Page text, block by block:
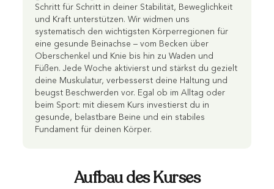
Schritt für Schritt in deiner Stabilität, Beweglichkeit
und Kraft unterstützen. Wir widmen uns
systematisch den wichtigsten Körperregionen für
eine gesunde Beinachse – vom Becken über
Oberschenkel und Knie bis hin zu Waden und
Füßen. Jede Woche aktivierst und stärkst du gezielt
deine Muskulatur, verbesserst deine Haltung und
beugst Beschwerden vor. Egal ob im Alltag oder
beim Sport: mit diesem Kurs investierst du in
gesunde, belastbare Beine und ein stabiles
Fundament für deinen Körper.
Aufbau des Kurses